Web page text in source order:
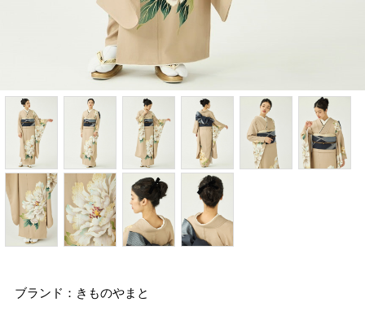
ブランド：きものやまと